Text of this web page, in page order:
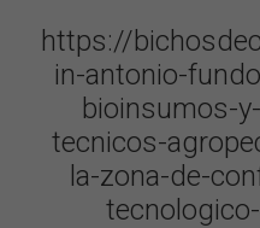
https://
in-antonio-
bioinsumos-
tecnicos-
la-zona-de-